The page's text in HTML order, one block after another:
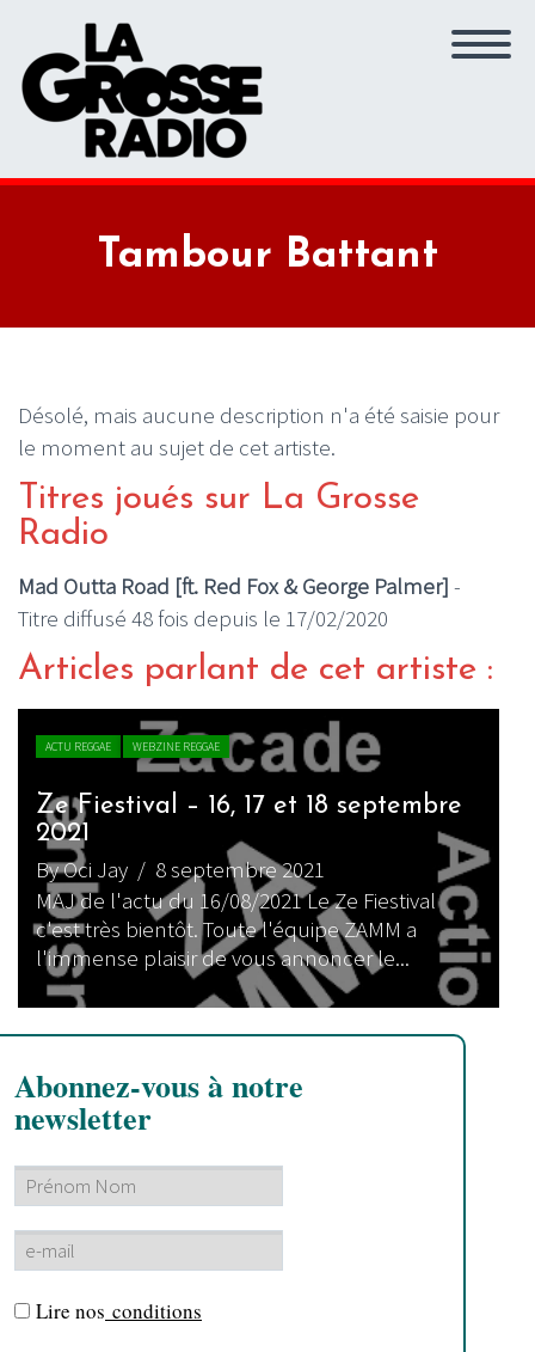
Tambour Battant
Désolé, mais aucune description n'a été saisie pour
le moment au sujet de cet artiste.
Titres joués sur La Grosse
Radio
Mad Outta Road [ft. Red Fox & George Palmer] -
Titre diffusé 48 fois depuis le 17/02/2020
Articles parlant de cet artiste :
ACTU REGGAE WEBZINE REGGAE
Ze Fiestival – 16, 17 et 18 septembre
2021
By Oci Jay / 8 septembre 2021
MAJ de l'actu du 16/08/2021 Le Ze Fiestival
c'est très bientôt. Toute l'équipe ZAMM a
l'immense plaisir de vous annoncer le...
Abonnez-vous à notre
newsletter
Lire nos conditions